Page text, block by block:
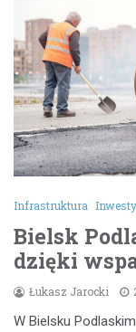
Infrastruktura
Bielsk
dzięki
Łukasz Jarocki
W Bielsku